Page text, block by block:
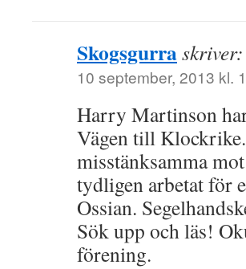
Skogsgurraskriver:
10 september, 2013 kl.
Harry Martinson
Vägen till
misstänksamma
tydligen arbetat för
Ossian.
Sök upp och läs!
förening.